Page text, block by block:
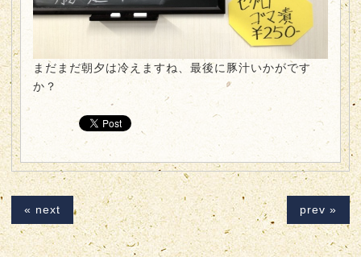
まだまだ朝夕は冷えますね、最後に豚汁いかがです
か？
« next prev »